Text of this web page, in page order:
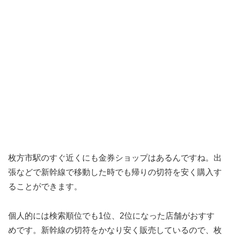
枚方市駅のすぐ近くにも金券ショップはあるんですね。出
張などで新幹線で移動した時でも帰りの切符を安く購入す
ることができます。
個人的には検索順位でも1位、2位になった店舗がおすす
めです。新幹線の切符をかなり安く販売しているので、枚